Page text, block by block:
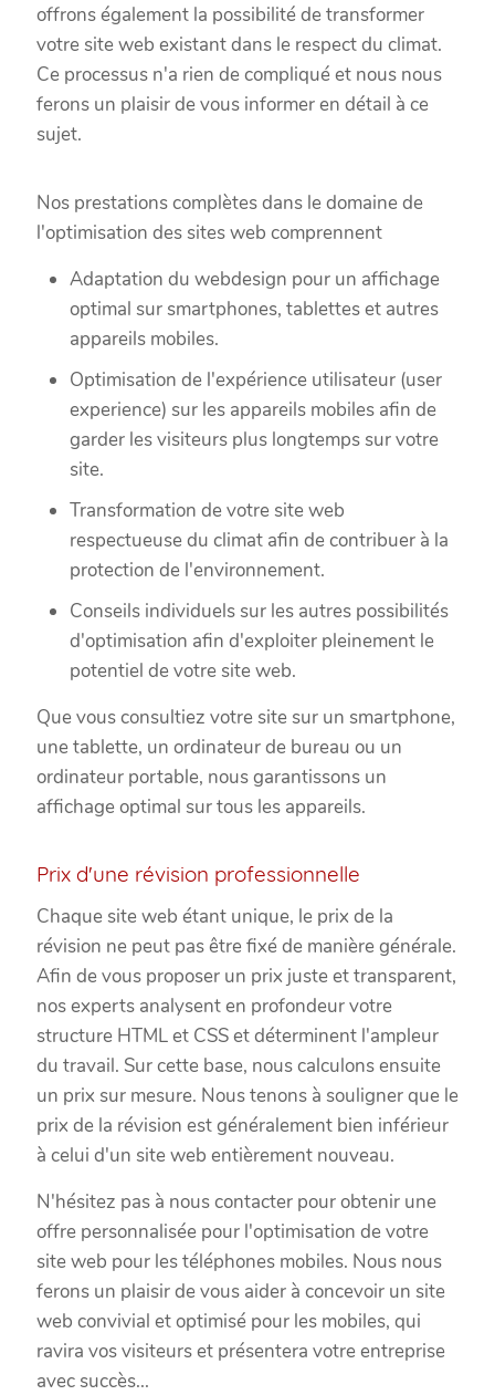
offrons également la possibilité de transformer
votre site web existant dans le respect du climat.
Ce processus n'a rien de compliqué et nous nous
ferons un plaisir de vous informer en détail à ce
sujet.
Nos prestations complètes dans le domaine de
l'optimisation des sites web comprennent
Adaptation du webdesign pour un affichage
optimal sur smartphones, tablettes et autres
appareils mobiles.
Optimisation de l'expérience utilisateur (user
experience) sur les appareils mobiles afin de
garder les visiteurs plus longtemps sur votre
site.
Transformation de votre site web
respectueuse du climat afin de contribuer à la
protection de l'environnement.
Conseils individuels sur les autres possibilités
d'optimisation afin d'exploiter pleinement le
potentiel de votre site web.
Que vous consultiez votre site sur un smartphone,
une tablette, un ordinateur de bureau ou un
ordinateur portable, nous garantissons un
affichage optimal sur tous les appareils.
Prix d'une révision professionnelle
Chaque site web étant unique, le prix de la
révision ne peut pas être fixé de manière générale.
Afin de vous proposer un prix juste et transparent,
nos experts analysent en profondeur votre
structure HTML et CSS et déterminent l'ampleur
du travail. Sur cette base, nous calculons ensuite
un prix sur mesure. Nous tenons à souligner que le
prix de la révision est généralement bien inférieur
à celui d'un site web entièrement nouveau.
N'hésitez pas à nous contacter pour obtenir une
offre personnalisée pour l'optimisation de votre
site web pour les téléphones mobiles. Nous nous
ferons un plaisir de vous aider à concevoir un site
web convivial et optimisé pour les mobiles, qui
ravira vos visiteurs et présentera votre entreprise
avec succès...